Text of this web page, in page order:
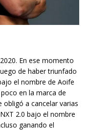
En ese momento
de haber triunfado
el nombre de Aoife
en la marca de
obligó a cancelar varias
2.0 bajo el nombre
ganando el